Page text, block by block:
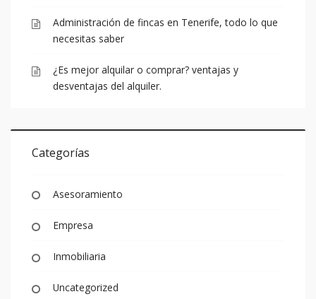
Administración de fincas en Tenerife, todo lo que
necesitas saber
¿Es mejor alquilar o comprar? ventajas y
desventajas del alquiler.
Categorías
Asesoramiento
Empresa
Inmobiliaria
Uncategorized